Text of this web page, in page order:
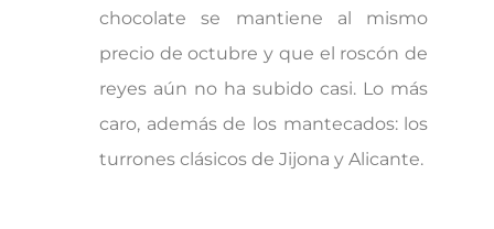
chocolate se mantiene al mismo
precio de octubre y que el roscón de
reyes aún no ha subido casi. Lo más
caro, además de los mantecados: los
turrones clásicos de Jijona y Alicante.